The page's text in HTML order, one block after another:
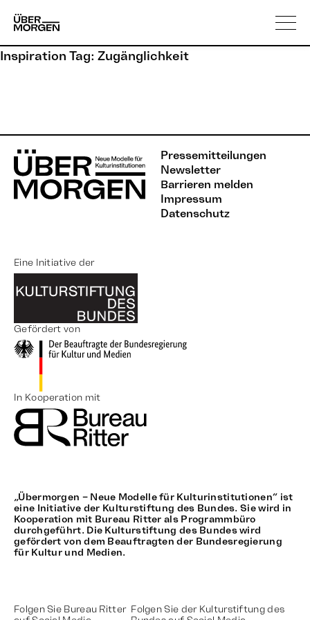
content
Über uns
Inspiration Tag: Zugänglichkeit
Pressemitteilungen
Newsletter
Barrieren melden
Impressum
Datenschutz
„Übermorgen – Neue Modelle für Kulturinstitutionen“ ist
eine Initiative der Kulturstiftung des Bundes. Sie wird in
Kooperation mit Bureau Ritter als Programmbüro
durchgeführt. Die Kulturstiftung des Bundes wird
gefördert von dem Beauftragten der Bundesregierung
für Kultur und Medien.
Eine Initiative der
Gefördert von
In Kooperation mit
Folgen Sie Bureau Ritter Folgen Sie der Kulturstiftung des